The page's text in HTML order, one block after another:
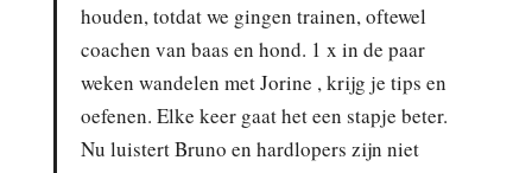
houden, totdat we gingen trainen, oftewel
coachen van baas en hond. 1 x in de paar
weken wandelen met Jorine , krijg je tips en
oefenen. Elke keer gaat het een stapje beter.
Nu luistert Bruno en hardlopers zijn niet